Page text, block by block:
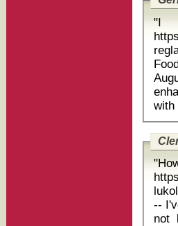
"I
--
not